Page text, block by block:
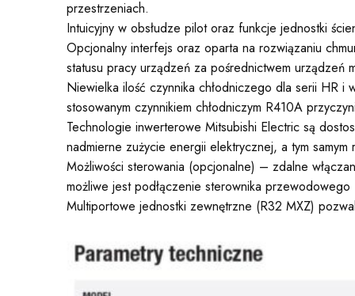
przestrzeniach.
Intuicyjny w obsłudze pilot oraz funkcje jednostki
Opcjonalny interfejs oraz oparta na rozwiązaniu
statusu pracy urządzeń za pośrednictwem urządzeń
Niewielka ilość czynnika chłodniczego dla serii HR i
stosowanym czynnikiem chłodniczym R410A
Technologie inwerterowe Mitsubishi Electric są
nadmierne zużycie energii elektrycznej, a tym
Możliwości sterowania (opcjonalne) – zdalne
możliwe jest podłączenie sterownika
Multiportowe jednostki zewnętrzne (R32 MXZ)